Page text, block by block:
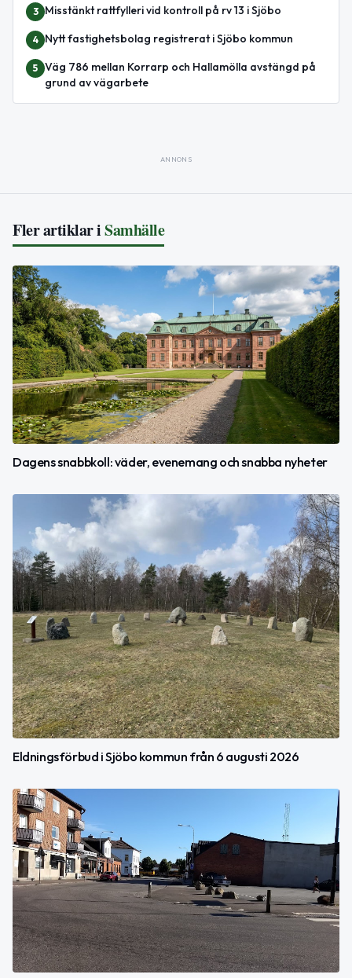
3 Misstänkt rattfylleri vid kontroll på rv 13 i Sjöbo
4 Nytt fastighetsbolag registrerat i Sjöbo kommun
5 Väg 786 mellan Korrarp och Hallamölla avstängd på
grund av vägarbete
ANNONS
Fler artiklar iSamhälle
Dagens snabbkoll: väder, evenemang och snabba nyheter
Eldningsförbud i Sjöbo kommun från 6 augusti 2026